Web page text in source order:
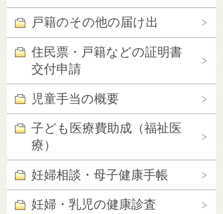
戸籍のその他の届け出
住民票・戸籍などの証明書
交付申請
児童手当の概要
子ども医療費助成（福祉医
療）
妊婦相談・母子健康手帳
妊婦・乳児の健康診査